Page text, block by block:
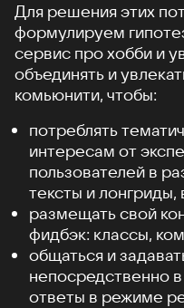
Для решения этих
формулируем
сервис про хобби и
объединять и
комьюнити, чтобы:
потреблять
интересам от
пользователей в
тексты и лонгриды,
размещать свой
фидбэк: классы,
общаться и
непосредственно
ответы в режиме